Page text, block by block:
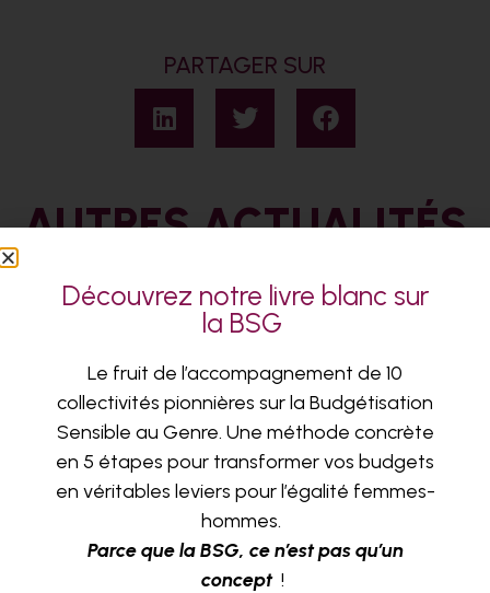
PARTAGER SUR
AUTRES ACTUALITÉS
Découvrez notre livre blanc sur
la BSG
Le fruit de l’accompagnement de 10
collectivités pionnières sur la Budgétisation
Sensible au Genre. Une méthode concrète
en 5 étapes pour transformer vos budgets
en véritables leviers pour l’égalité femmes-
hommes.
Parce que la BSG, ce n’est pas qu’un
concept!